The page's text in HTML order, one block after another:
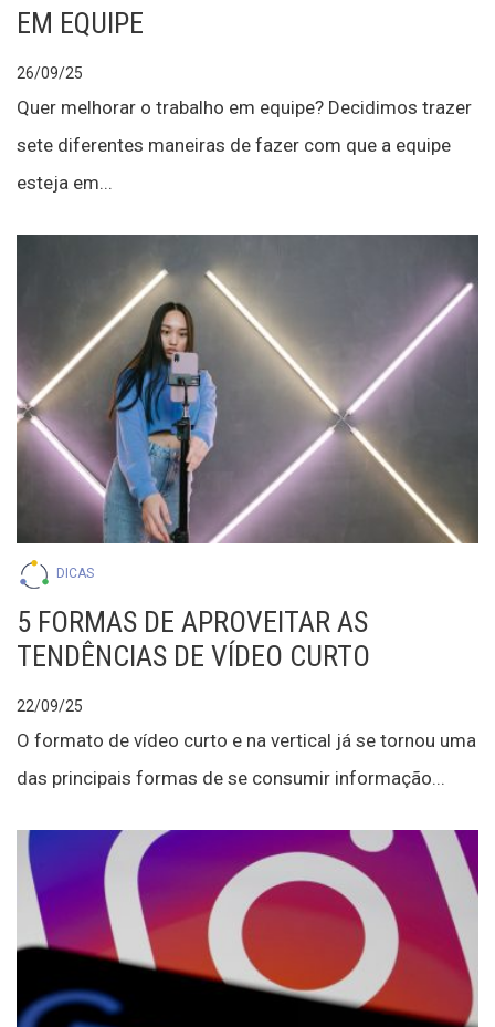
EM EQUIPE
26/09/25
Quer melhorar o trabalho em equipe? Decidimos trazer
sete diferentes maneiras de fazer com que a equipe
esteja em...
DICAS
5 FORMAS DE APROVEITAR AS
TENDÊNCIAS DE VÍDEO CURTO
22/09/25
O formato de vídeo curto e na vertical já se tornou uma
das principais formas de se consumir informação...